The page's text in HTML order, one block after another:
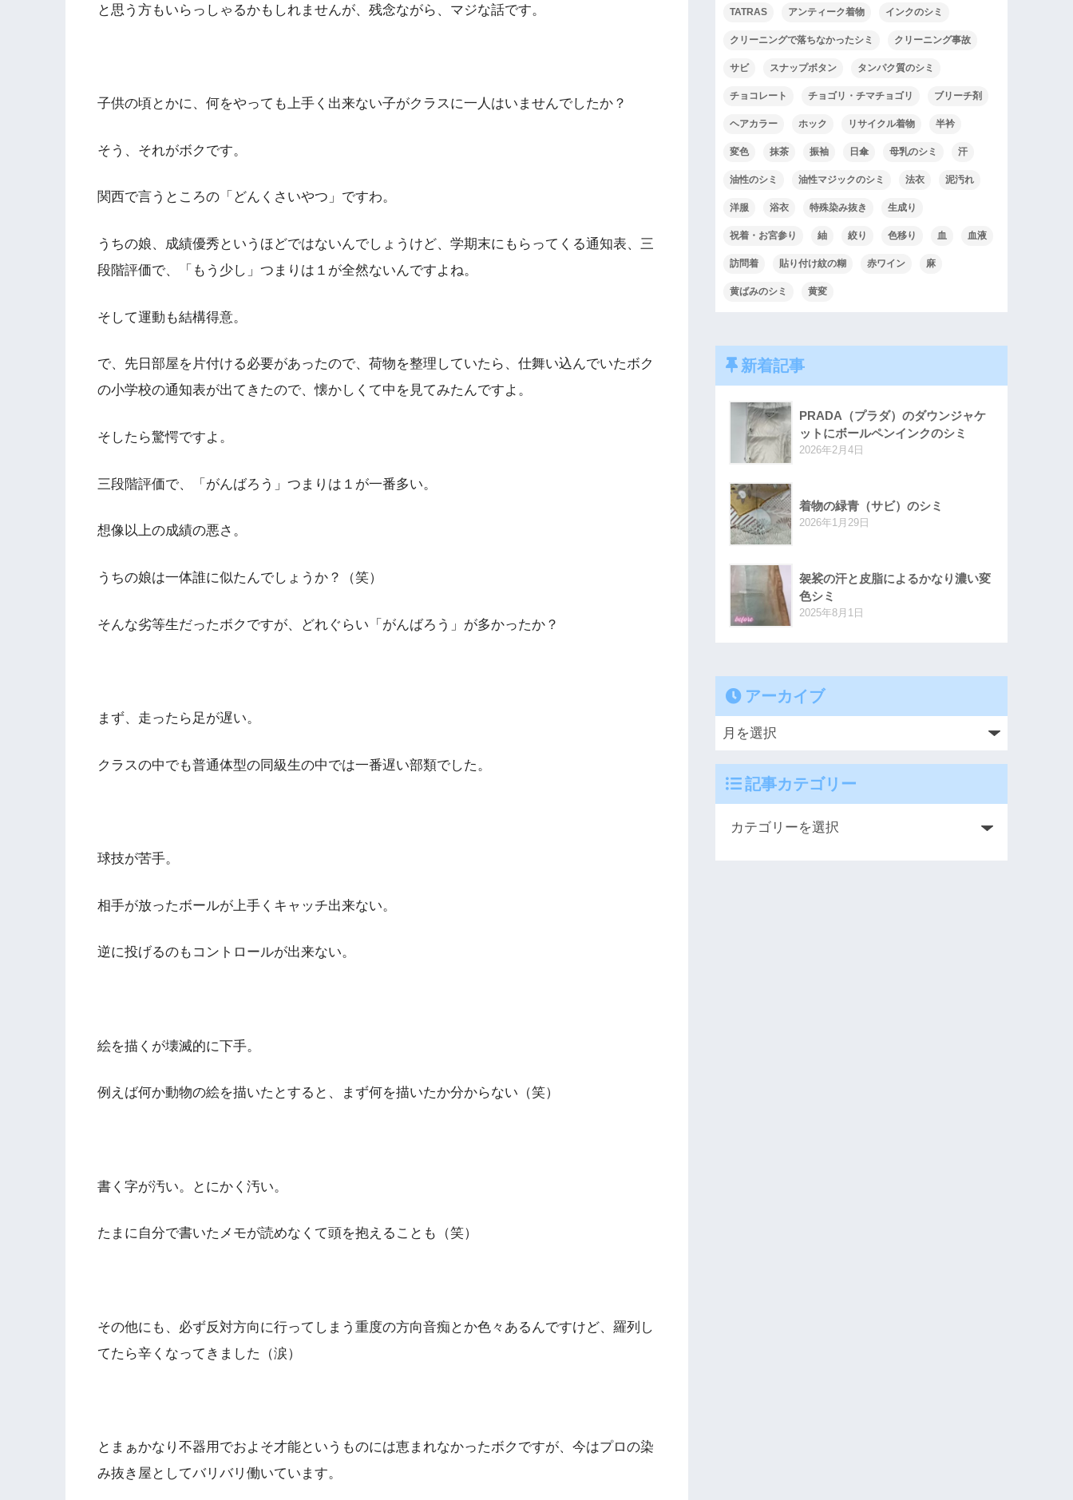
と思う方もいらっしゃるかもしれませんが、残念ながら、マジな話です。
子供の頃とかに、何をやっても上手く出来ない子がクラスに一人はいませんでしたか？
そう、それがボクです。
関西で言うところの「どんくさいやつ」ですわ。
うちの娘、成績優秀というほどではないんでしょうけど、学期末にもらってくる通知表、三
段階評価で、「もう少し」つまりは１が全然ないんですよね。
そして運動も結構得意。
で、先日部屋を片付ける必要があったので、荷物を整理していたら、仕舞い込んでいたボク
の小学校の通知表が出てきたので、懐かしくて中を見てみたんですよ。
そしたら驚愕ですよ。
三段階評価で、「がんばろう」つまりは１が一番多い。
想像以上の成績の悪さ。
うちの娘は一体誰に似たんでしょうか？（笑）
そんな劣等生だったボクですが、どれぐらい「がんばろう」が多かったか？
まず、走ったら足が遅い。
クラスの中でも普通体型の同級生の中では一番遅い部類でした。
球技が苦手。
相手が放ったボールが上手くキャッチ出来ない。
逆に投げるのもコントロールが出来ない。
絵を描くが壊滅的に下手。
例えば何か動物の絵を描いたとすると、まず何を描いたか分からない（笑）
書く字が汚い。とにかく汚い。
たまに自分で書いたメモが読めなくて頭を抱えることも（笑）
その他にも、必ず反対方向に行ってしまう重度の方向音痴とか色々あるんですけど、羅列し
てたら辛くなってきました（涙）
とまぁかなり不器用でおよそ才能というものには恵まれなかったボクですが、今はプロの染
み抜き屋としてバリバリ働いています。
TATRAS アンティーク着物 インクのシミ
クリーニングで落ちなかったシミ クリーニング事故
サビ スナップボタン タンパク質のシミ
チョコレート チョゴリ・チマチョゴリ ブリーチ剤
ヘアカラー ホック リサイクル着物 半衿
変色 抹茶 振袖 日傘 母乳のシミ 汗
油性のシミ 油性マジックのシミ 法衣 泥汚れ
洋服 浴衣 特殊染み抜き 生成り
祝着・お宮参り 紬 絞り 色移り 血 血液
訪問着 貼り付け紋の糊 赤ワイン 麻
黄ばみのシミ 黄変
新着記事
PRADA（プラダ）のダウンジャケ
ットにボールペンインクのシミ
2026年2月4日
着物の緑青（サビ）のシミ
2026年1月29日
袈裟の汗と皮脂によるかなり濃い変
色シミ
2025年8月1日
アーカイブ
記事カテゴリー